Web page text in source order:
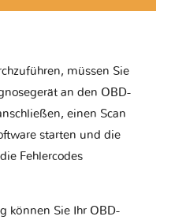
müssen Sie
an den OBD-
einen Scan
starten und die
Fehlercodes
können Sie Ihr OBD-